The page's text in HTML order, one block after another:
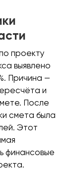
проекту
выявлено
Причина —
и
После
смета была
Этот
финансовые